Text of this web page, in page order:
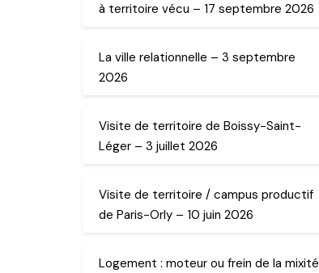
à territoire vécu – 17 septembre 2026
La ville relationnelle – 3 septembre
2026
Visite de territoire de Boissy-Saint-
Léger – 3 juillet 2026
Visite de territoire / campus productif
de Paris-Orly – 10 juin 2026
Logement : moteur ou frein de la mixité